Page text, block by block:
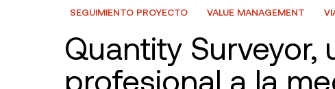
SEGUIMIENTO PROYECTO
VALUE MANAGEMENT
Quantity Surveyor,
profesional a la